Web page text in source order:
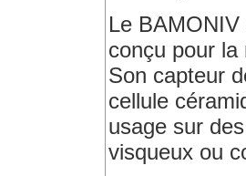
Le
conçu pour la
Son capteur
cellule
usage sur
visqueux ou